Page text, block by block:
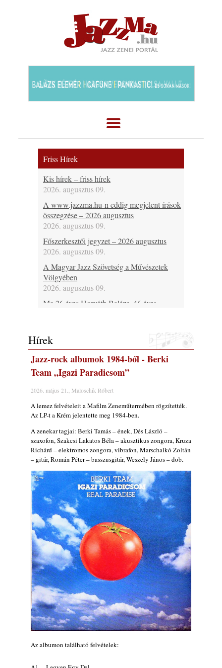
Friss Hírek
Kis hírek – friss hírek
2026. augusztus 09.
A www.jazzma.hu-n eddig megjelent írások
összegzése – 2026 augusztus
2026. augusztus 09.
Főszerkesztői jegyzet – 2026 augusztus
2026. augusztus 09.
A Magyar Jazz Szövetség a Művészetek
Völgyében
2026. augusztus 09.
Ma 26 éves Horváth Balázs, 46 éves
éves Malecz Attila, 80 éves Pataki László és
75 éves Hugh Ragin
2026. augusztus 09.
Ma lenne 100 éves Bill Napier
2026. augusztus 09.
Ma 55 éve halt meg Len Hughes
2026. augusztus 09.
Ezen a napon – augusztus 9. (2026)
2026. augusztus 09.
Ez lesz idén a Balaton legkedvesebb
eseménye: augusztus közepén érkezik a
Malomvölgy Fesztivál!
2026. augusztus 08.
2026-os jazzfesztiválok, amelyekről én is
tudok… 19. rész: XXXI. Szoboszlói
Dixieland Napok (Hajdúszoboszló – 2026.
augusztus 21-22-23.)
2026. augusztus 08.
Jazz-rock albumok 1986-ból - Shakatak
„Into the Blue”
2026. augusztus 08.
Fusio Group feat. Kertész Erika "New
Visions" lemezbemutató koncert
2026. augusztus 07.
Jazz-rock albumok 1985-ből - Issei Noro
2026. augusztus 07.
Hírek
Jazz-rock albumok 1984-ből - Berki
Team „Igazi Paradicsom”
2026. május 21., Maloschik Róbert
A lemez felvételeit a Mafilm Zeneműtermében rögzítették.
Az LP-t a Krém jelentette meg 1984-ben.
A zenekar tagjai: Berki Tamás – ének, Dés László –
szaxofon, Szakcsi Lakatos Béla – akusztikus zongora, Kruza
Richárd – elektromos zongora, vibrafon, Marschalkó Zoltán
– gitár, Román Péter – basszusgitár, Weszely János – dob.
Az albumon található felvételek: